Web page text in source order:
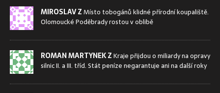
MIROSLAV ZMísto tobogánů klidné přírodní koupaliště.
Olomoucké Poděbrady rostou v oblibě
ROMAN MARTYNEK ZKraje přijdou o miliardy na opravy
silnic II. a III. tříd. Stát peníze negarantuje ani na další roky